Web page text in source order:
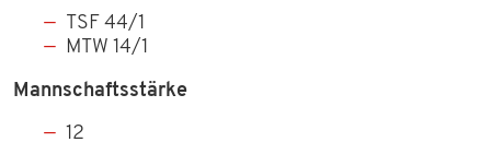
VEREIN
GESCHICHTE
TSF 44/1
MTW 14/1
Mannschaftsstärke
12